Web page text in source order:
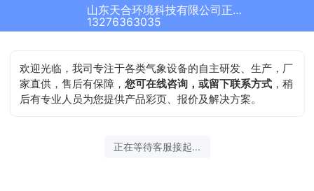
山东天合环境科技有限公司正在为您服务
13276363035
欢迎光临，我司专注于各类气象设备的自主研发、生产，厂
家直供，售后有保障，您可在线咨询，或留下联系方式 ，稍
后有专业人员为您提供产品彩页、报价及解决方案。
正在等待客服接起...